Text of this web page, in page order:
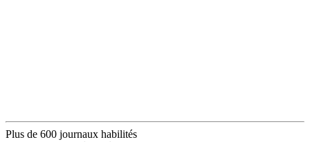
Plus de 600 journaux habilités